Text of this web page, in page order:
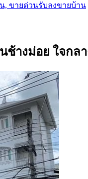
, ขายด่วนรับลงขายบ้าน
งม่อย ใจกลา